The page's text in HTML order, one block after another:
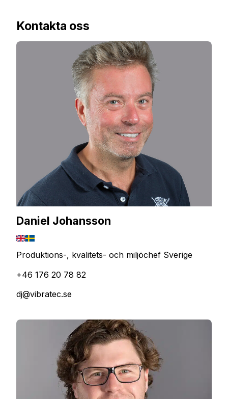
Kontakta oss
Daniel Johansson
Produktions-, kvalitets- och miljöchef Sverige
+46 176 20 78 82
dj@vibratec.se